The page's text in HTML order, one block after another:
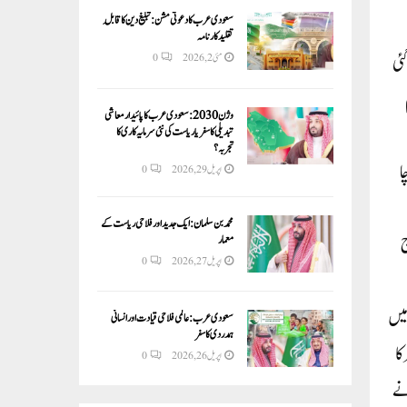
میں
کا
نے
سعودی عرب کا دعوتی مشن: تبلیغ دین کا قابلِ
تقلید کارنامہ
مئی 2, 2026 0
وژن 2030:سعودی عرب کا پائیدار معاشی
تبدیلی کا سفر یا ریاست کی نئی سرمایہ کاری کا
تجربہ؟
اپریل 29, 2026 0
محمد بن سلمان: ایک جدید اور فلاحی ریاست کے
معمار
اپریل 27, 2026 0
سعودی عرب: عالمی فلاحی قیادت اور انسانی
ہمدردی کا سفر
اپریل 26, 2026 0